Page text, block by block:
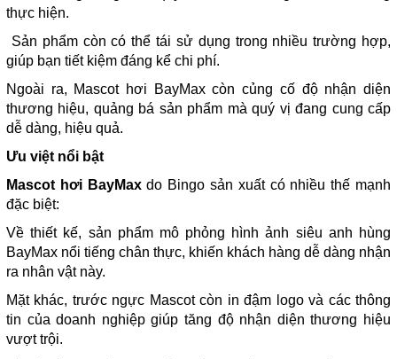
thực hiện.
Sản phẩm còn có thể tái sử dụng trong nhiều trường hợp,
giúp bạn tiết kiệm đáng kể chi phí.
Ngoài ra, Mascot hơi BayMax còn củng cố độ nhận diện
thương hiệu, quảng bá sản phẩm mà quý vị đang cung cấp
dễ dàng, hiệu quả.
Ưu việt nổi bật
Mascot hơi BayMaxdo Bingo sản xuất có nhiều thế mạnh
đặc biệt:
Về thiết kế, sản phẩm mô phỏng hình ảnh siêu anh hùng
BayMax nổi tiếng chân thực, khiến khách hàng dễ dàng nhận
ra nhân vật này.
Mặt khác, trước ngực Mascot còn in đậm logo và các thông
tin của doanh nghiệp giúp tăng độ nhận diện thương hiệu
vượt trội.